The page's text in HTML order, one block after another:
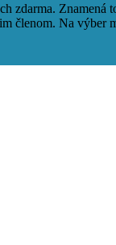
Znamená
členom. Na výber